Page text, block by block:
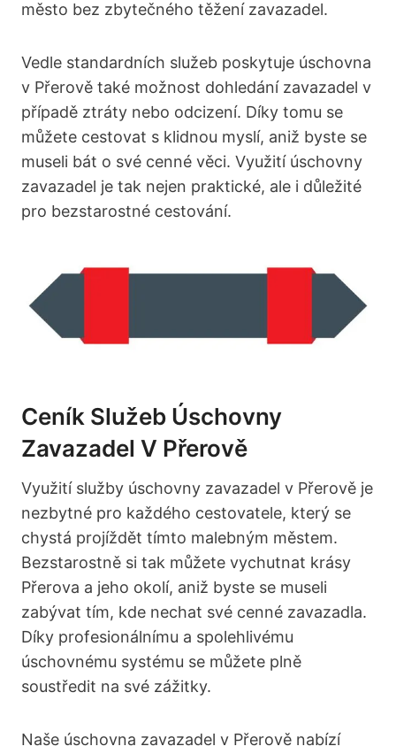
město bez zbytečného těžení zavazadel.
Vedle standardních služeb poskytuje úschovna
v Přerově také možnost dohledání zavazadel v
případě ztráty nebo odcizení. Díky tomu se
můžete cestovat s klidnou myslí, aniž byste se
museli bát o své cenné věci. Využití úschovny
zavazadel je tak nejen praktické, ale i důležité
pro bezstarostné cestování.
Ceník Služeb Úschovny
Zavazadel V Přerově
Využití služby úschovny zavazadel v Přerově je
nezbytné pro každého cestovatele, který se
chystá projíždět tímto malebným městem.
Bezstarostně si tak můžete vychutnat krásy
Přerova a jeho okolí, aniž byste se museli
zabývat tím, kde nechat své cenné zavazadla.
Díky profesionálnímu a spolehlivému
úschovnému systému se můžete plně
soustředit na své zážitky.
Naše úschovna zavazadel v Přerově nabízí